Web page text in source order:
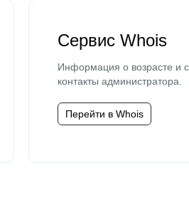
Сервис Whois
Информация о возрасте и
контакты администратора.
Перейти в Whois